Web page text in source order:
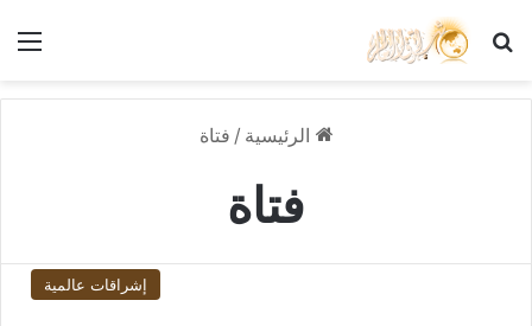
بحث عن
الرئيسية / فتاة
فتاة
إشراقات عالمية